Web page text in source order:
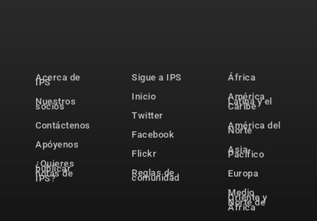
Acerca de
IPS
Nuestros
socios
Contáctenos
Apóyenos
¿Quieres
publicar
notas de
IPS?
Sigue a IPS
Inicio
Twitter
Facebook
Flickr
Reglas de
comunidad
África
América
Latina y el
Caribe
América del
Norte
Asia-
Pacífico
Europa
Medio
Oriente y
Norte de
África